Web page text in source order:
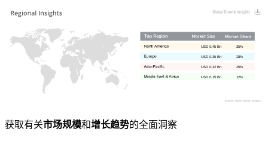
12%
USD 0.15 Bn
25%
USD 0.32 Bn
28%
USD 0.36 Bn
35%
USD 0.45 Bn
获取有关市场规模和增长趋势的全面洞察